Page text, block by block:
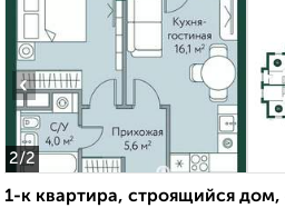
2/2
‹
1-к квартира, строящийся